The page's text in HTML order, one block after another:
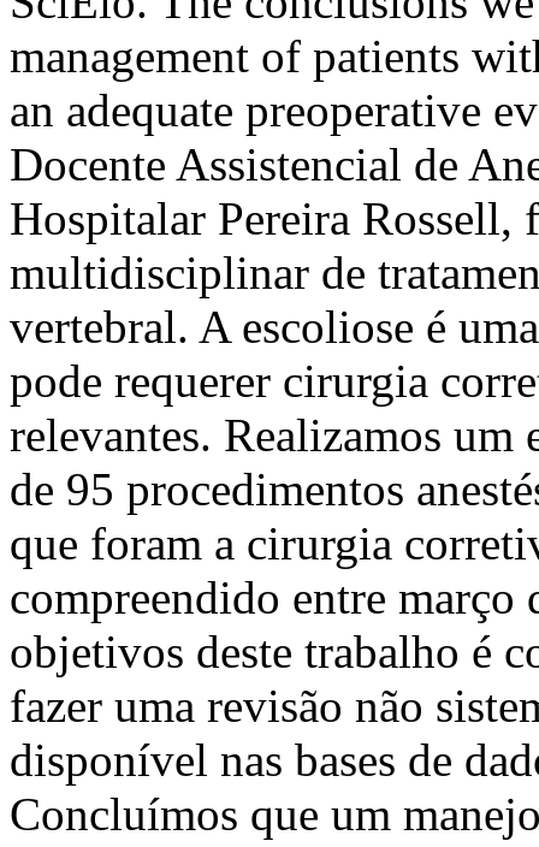
management of patients
an adequate preoperative
Docente Assistencial de
Hospitalar Pereira Rossell,
multidisciplinar de
vertebral. A escoliose é
pode requerer cirurgia
relevantes. Realizamos
de 95 procedimentos
que foram a cirurgia
compreendido entre março
objetivos deste trabalho é
fazer uma revisão não
disponível nas bases de
Concluímos que um